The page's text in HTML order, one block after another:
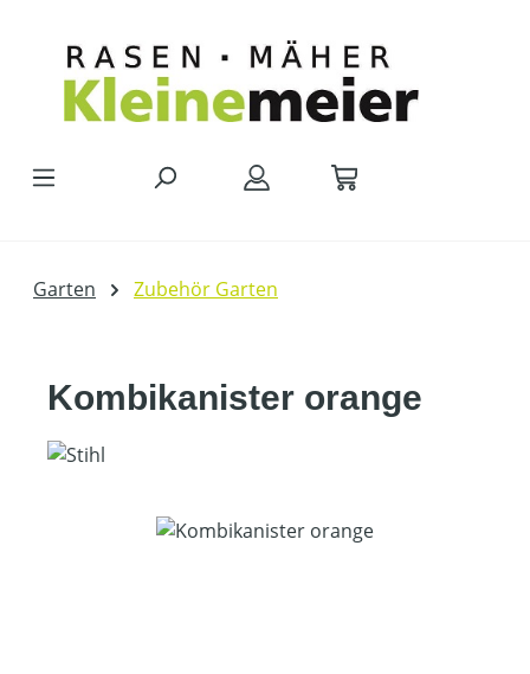
Garten Zubehör Garten
Kombikanister orange
Bildergalerie überspringen